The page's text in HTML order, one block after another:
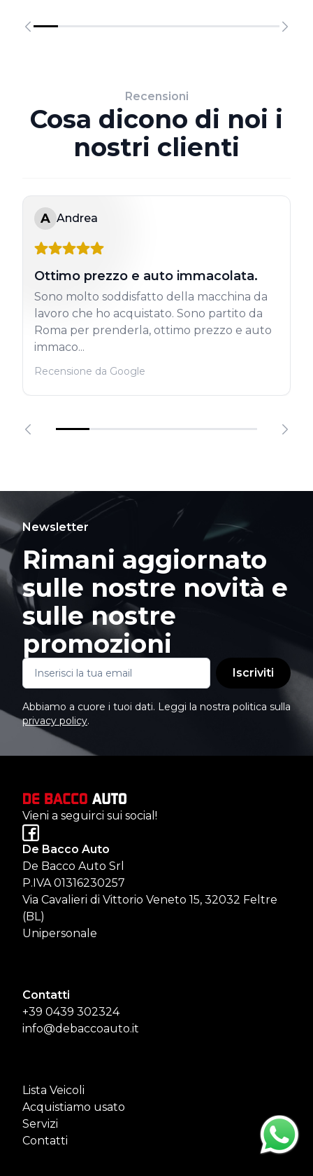
Recensioni
Cosa dicono di noi i
nostri clienti
A Andrea
Ottimo prezzo e auto immacolata.
Sono molto soddisfatto della macchina da
lavoro che ho acquistato. Sono partito da
Roma per prenderla, ottimo prezzo e auto
immaco...
Recensione da Google
Newsletter
Rimani aggiornato
sulle nostre novità e
sulle nostre
promozioni
Iscriviti
Abbiamo a cuore i tuoi dati. Leggi la nostra politica sulla
privacy policy.
Vieni a seguirci sui social!
De Bacco Auto
De Bacco Auto Srl
P.IVA 01316230257
Via Cavalieri di Vittorio Veneto 15, 32032 Feltre
(BL)
Unipersonale
Contatti
+39 0439 302324
info@debaccoauto.it
Lista Veicoli
Acquistiamo usato
Servizi
Contatti